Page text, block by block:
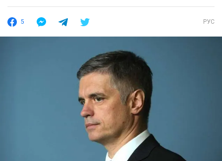
5 РУС